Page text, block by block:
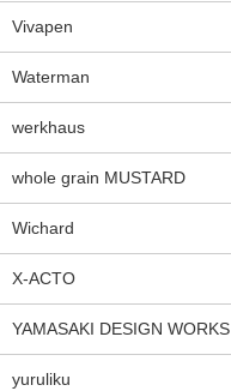
Vivapen
Waterman
werkhaus
whole grain MUSTARD
Wichard
X-ACTO
YAMASAKI DESIGN WORKS
yuruliku